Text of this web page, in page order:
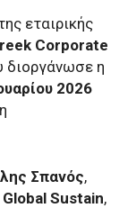
εταιρικής
Corporate
διοργάνωσε η
2026
Σπανός,
Global Sustain,